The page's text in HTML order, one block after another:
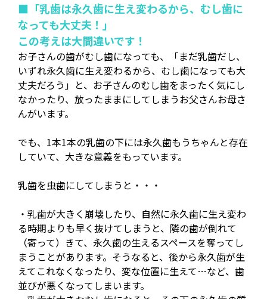
■「乳歯は永久歯に生え変わるから、むし歯に
なっても大丈夫！」
この考えは大間違いです！
お子さんの歯がむし歯になっても、「まだ乳歯だし、
いずれ永久歯に生え変わるから、むし歯になっても大
丈夫だろう」と、お子さんのむし歯をまったく気にし
なかったり、放ったままにしてしまうお父さんお母さ
んがいます。
でも、1本1本の乳歯の下には永久歯もうちゃんと存在
していて、大きな意義をもっています。
乳歯を虫歯にしてしまうと・・・
・乳歯が大きく崩壊したり、自然に永久歯に生え変わ
る時期よりも早く抜けてしまうと、隣の歯が倒れて
（寄って）きて、永久歯の生えるスペースを奪ってし
まうことがあります。そうなると、後から永久歯が生
えてこれなくなったり、変な位置に生えて…など、歯
並びが悪くなってしまいます。